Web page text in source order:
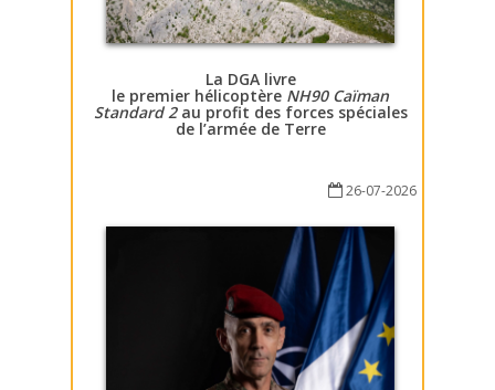
La DGA livre
le premier hélicoptère NH90 Caïman
Standard 2au profit des forces spéciales
de l’armée de Terre
26-07-2026